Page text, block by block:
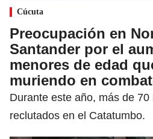
Cúcuta
Preocupación en
Santander por el
menores de edad
muriendo en
Durante este año, más de
reclutados en el Catatumbo.